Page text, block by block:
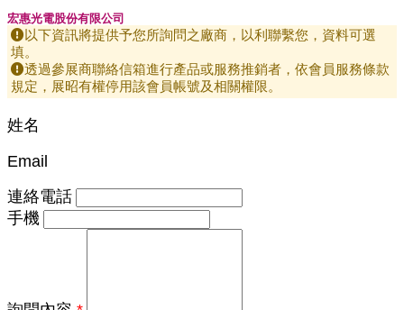
宏惠光電股份有限公司
以下資訊將提供予您所詢問之廠商，以利聯繫您，資料可選
填。
透過參展商聯絡信箱進行產品或服務推銷者，依會員服務條款
規定，展昭有權停用該會員帳號及相關權限。
姓名
Email
連絡電話
手機